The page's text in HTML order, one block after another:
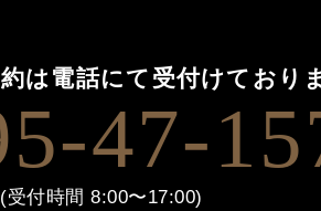
は 電話にて受付けており
47-
(受付時間 8:00〜17:00)